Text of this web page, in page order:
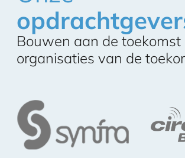
Bouwen aan de toekomst
organisaties van de